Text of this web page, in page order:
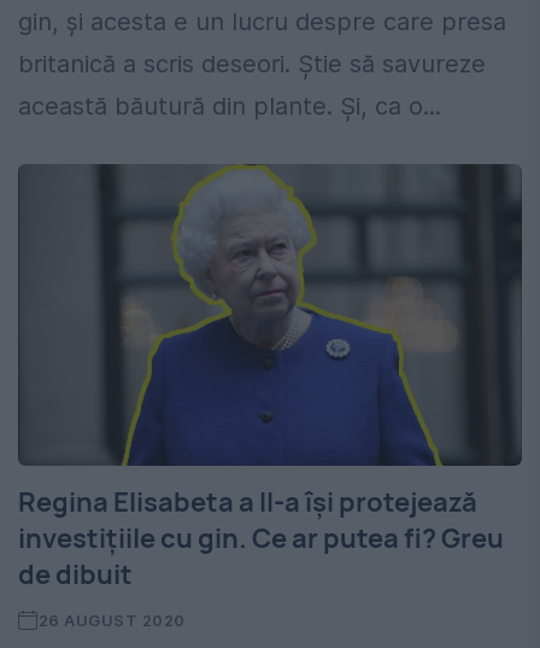
gin, și acesta e un lucru despre care presa
britanică a scris deseori. Știe să savureze
această băutură din plante. Și, ca o...
Regina Elisabeta a II-a îşi protejează
investiţiile cu gin. Ce ar putea fi? Greu
de dibuit
26 AUGUST 2020